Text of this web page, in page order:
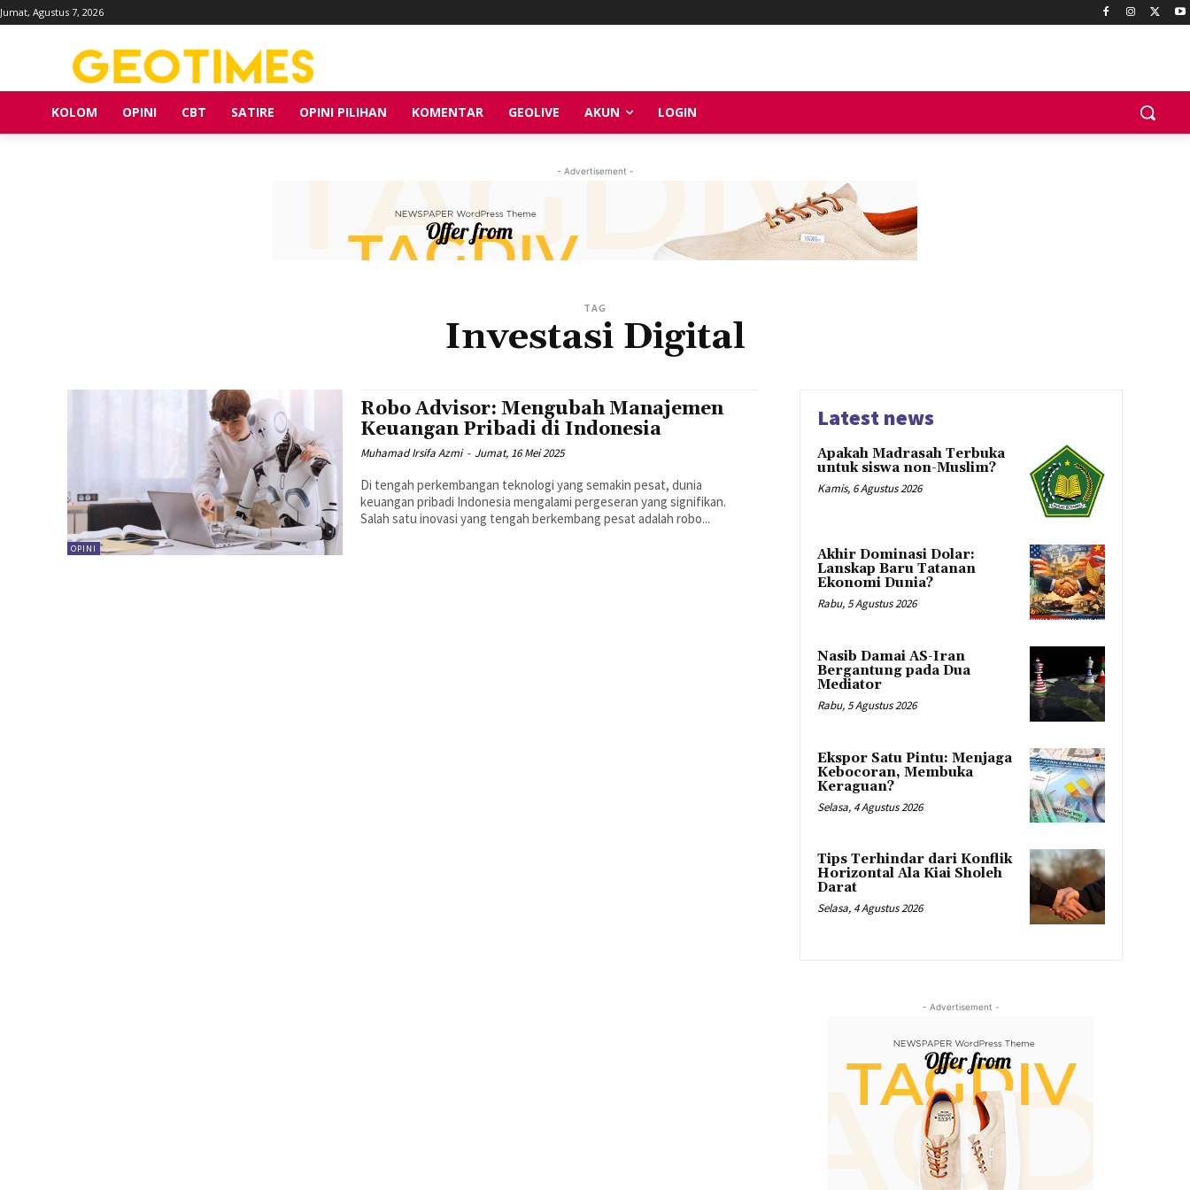
Jumat, Agustus 7, 2026
KOLOM OPINI CBT SATIRE OPINI PILIHAN KOMENTAR GEOLIVE AKUN LOGIN
- Advertisement -
TAG
Investasi Digital
OPINI
Robo Advisor: Mengubah Manajemen
Keuangan Pribadi di Indonesia
Muhamad Irsifa Azmi - Jumat, 16 Mei 2025
Di tengah perkembangan teknologi yang semakin pesat, dunia
keuangan pribadi Indonesia mengalami pergeseran yang signifikan.
Salah satu inovasi yang tengah berkembang pesat adalah robo...
Latest news
Apakah Madrasah Terbuka
untuk siswa non-Muslim?
Kamis, 6 Agustus 2026
Akhir Dominasi Dolar:
Lanskap Baru Tatanan
Ekonomi Dunia?
Rabu, 5 Agustus 2026
Nasib Damai AS-Iran
Bergantung pada Dua
Mediator
Rabu, 5 Agustus 2026
Ekspor Satu Pintu: Menjaga
Kebocoran, Membuka
Keraguan?
Selasa, 4 Agustus 2026
Tips Terhindar dari Konflik
Horizontal Ala Kiai Sholeh
Darat
Selasa, 4 Agustus 2026
- Advertisement -